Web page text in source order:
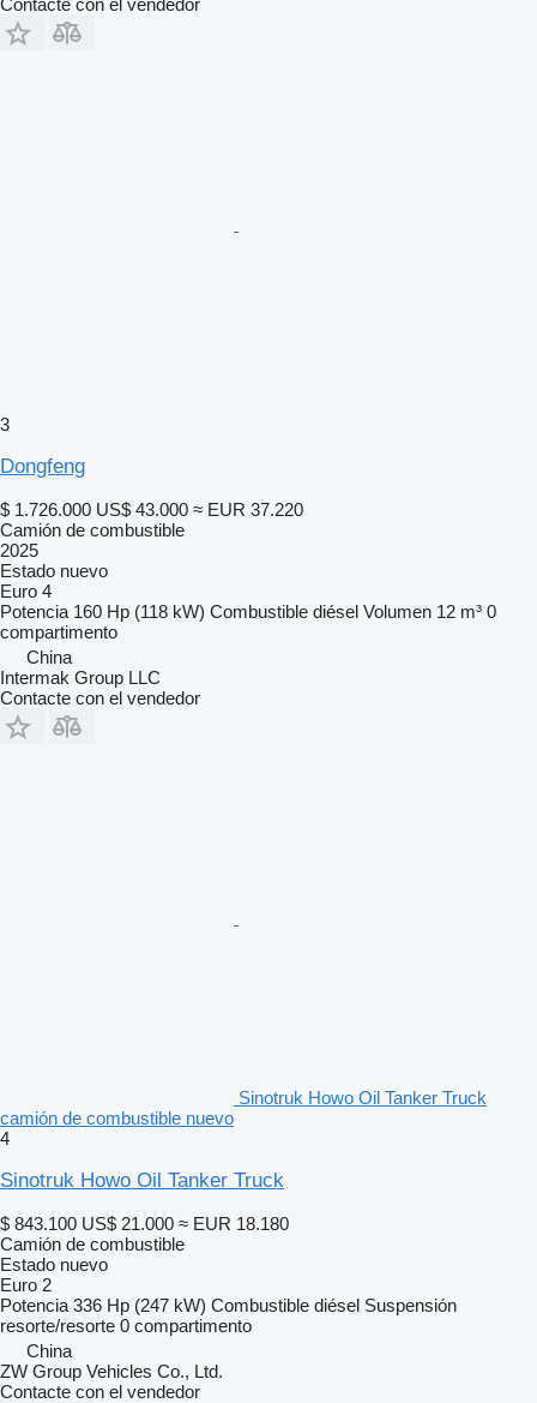
Contacte con el vendedor
3
Dongfeng
$ 1.726.000 US$ 43.000 ≈ EUR 37.220
Camión de combustible
2025
Estado nuevo
Euro 4
Potencia 160 Hp (118 kW) Combustible diésel Volumen 12 m³ 0
compartimento
China
Intermak Group LLC
Contacte con el vendedor
Sinotruk Howo Oil Tanker Truck
camión de combustible nuevo
4
Sinotruk Howo Oil Tanker Truck
$ 843.100 US$ 21.000 ≈ EUR 18.180
Camión de combustible
Estado nuevo
Euro 2
Potencia 336 Hp (247 kW) Combustible diésel Suspensión
resorte/resorte 0 compartimento
China
ZW Group Vehicles Co., Ltd.
Contacte con el vendedor